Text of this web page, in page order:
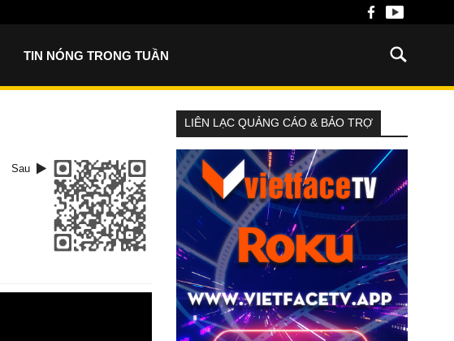
TIN NÓNG TRONG TUẦN
Sau
LIÊN LẠC QUẢNG CÁO & BẢO TRỢ